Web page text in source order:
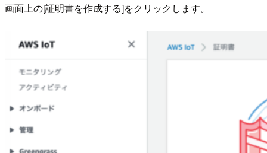
画面上の[証明書を作成する]をクリックします。